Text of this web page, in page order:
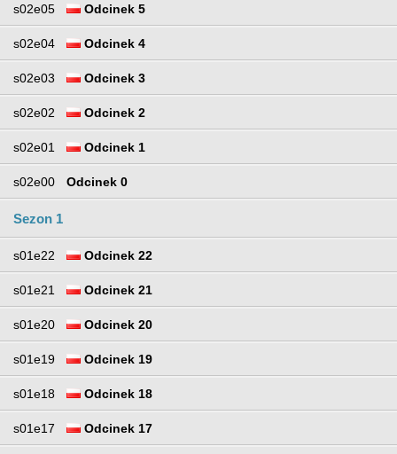
s02e05 Odcinek 5
s02e04 Odcinek 4
s02e03 Odcinek 3
s02e02 Odcinek 2
s02e01 Odcinek 1
s02e00 Odcinek 0
Sezon 1
s01e22 Odcinek 22
s01e21 Odcinek 21
s01e20 Odcinek 20
s01e19 Odcinek 19
s01e18 Odcinek 18
s01e17 Odcinek 17